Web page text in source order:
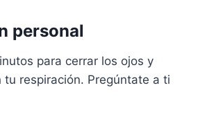
personal
para cerrar los ojos y
tu respiración. Pregúntate a ti